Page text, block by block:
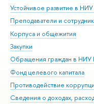
Устойчивое развитие в
Преподаватели и
Корпуса и общежития
Закупки
Обращения граждан в
Фонд целевого капитала
Противодействие
Сведения о доходах,